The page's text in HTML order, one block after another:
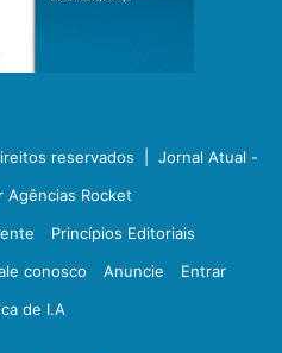
reservados | Jornal Atual -
Agências Rocket
Princípios Editoriais
conosco Anuncie
Entrar
de I.A